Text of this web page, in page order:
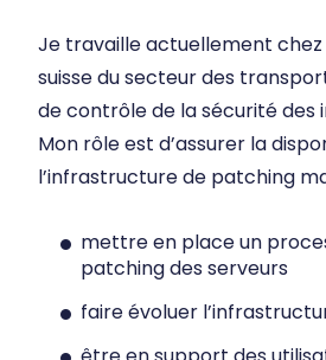
Je travaille actuellement
suisse du secteur des
de contrôle de la sécurité des
Mon rôle est d’assurer la
l’infrastructure de patching
mettre en place un
patching des serveurs
faire évoluer